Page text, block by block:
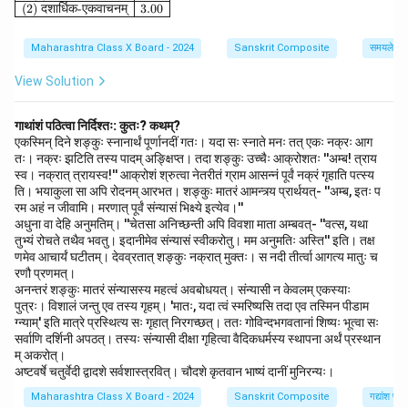
(2) दशार्धिक-एकवाचनम्
3.00
Maharashtra Class X Board - 2024 Sanskrit Composite
View Solution
गाथांशं पठित्वा निर्दिश्तः: कुतः? कथम्?
एकस्मिन् दिने शङ्कुः स्नानार्थं पूर्णानदीं गतः। यदा सः स्नाते मनः तत् एकः नक्रः आग
तः। नक्रः झटिति तस्य पादम् अङ्क्षिप्त। तदा शङ्कुः उच्चैः आक्रोशतः ''अम्ब! त्राय
स्व। नक्रात् त्रायस्व!'' आक्रोशं श्रुत्वा नेतरीतं ग्राम आसन्नं पूर्वं नक्रं गृहाति पत्स्य
ति। भयाकुला सा अपि रोदनम् आरभत। शङ्कुः मातरं आमन्त्र्य प्रार्थयत्- ''अम्ब, इतः प
रम अहं न जीवामि। मरणात् पूर्वं संन्यासं भिक्ष्ये इत्येव।''
अधुना वा देहि अनुमतिम्। ''चेतसा अनिच्छन्ती अपि विवशा माता अम्बवत्- ''वत्स, यथा
तुभ्यं रोचते तथैव भवतु। इदानीमेव संन्यासं स्वीकरोतु। मम अनुमतिः अस्ति'' इति। तक्ष
णमेव आचार्यं घटीतम्। देवव्रतात् शङ्कुः नक्रात् मुक्तः। स नदी तीर्त्वा आगत्य मातुः च
रणौ प्रणमत्।
अनन्तरं शङ्कुः मातरं संन्यासस्य महत्वं अवबोधयत्। संन्यासी न केवलम् एकस्याः
पुत्रः। विशालं जन्तु एव तस्य गृहम्। 'मातः, यदा त्वं स्मरिष्यसि तदा एव तस्मिन पीडाम
ग्न्याम्' इति मात्रे प्रस्थित्य सः गृहात् निरगच्छत्। ततः गोविन्दभगवतानां शिष्यः भूत्वा सः
सर्वाणि दर्शिनी अपठत्। तस्यः संन्यासी दीक्षा गृहित्वा वैदिकधर्मस्य स्थापना अर्थं प्रस्थान
म् अकरोत्।
अष्टवर्षे चतुर्वेदी द्वादशे सर्वशास्त्रवित्। चौदशे कृतवान भाष्यं दानीं मुनिरन्यः।
Maharashtra Class X Board - 2024 Sanskrit Composite गद्यांश पर